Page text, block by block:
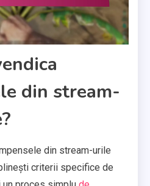
din stream-
din stream-urile
criterii specifice de